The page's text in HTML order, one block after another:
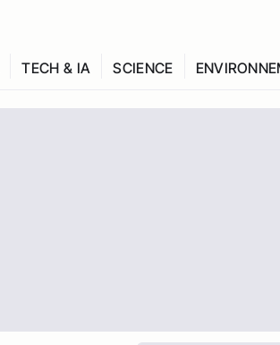
TECH & IA SCIENCE